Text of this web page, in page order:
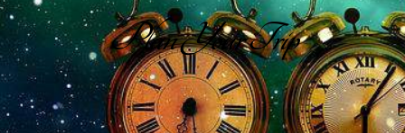
Plan Your Trip